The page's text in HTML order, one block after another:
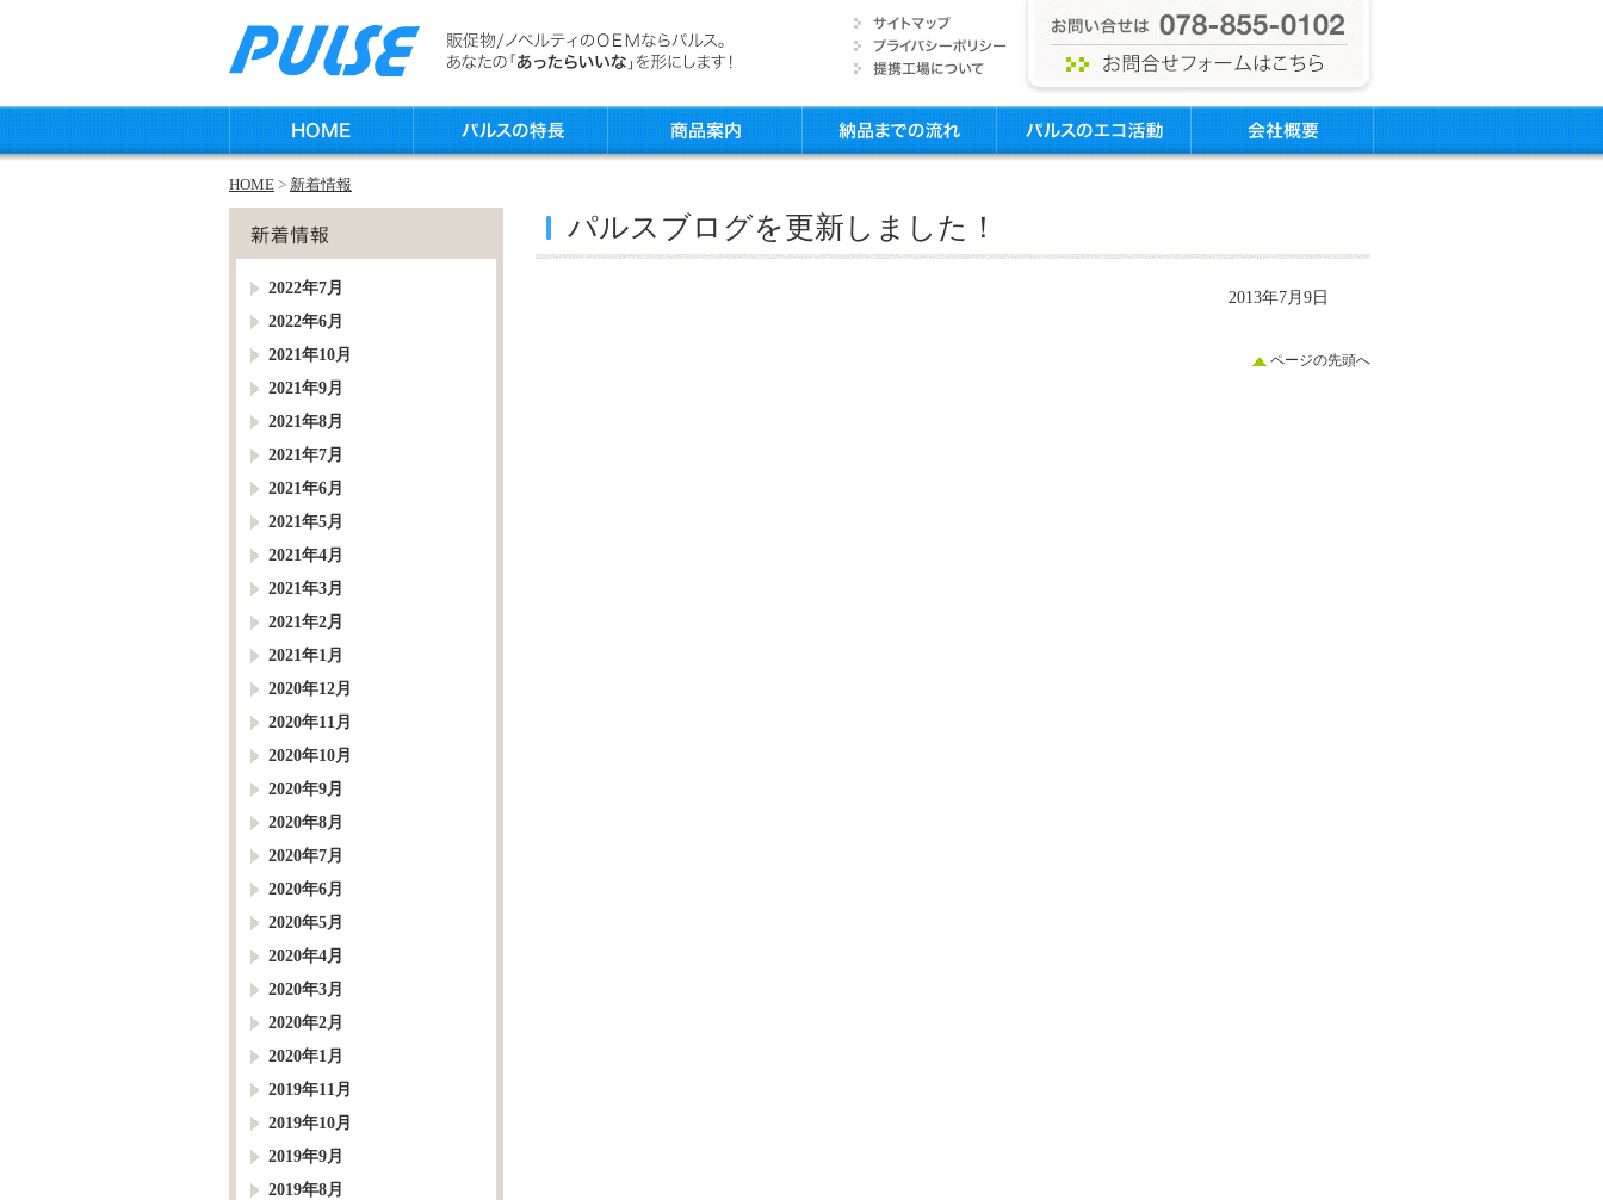
HOME > 新着情報
2022年7月
2022年6月
2021年10月
2021年9月
2021年8月
2021年7月
2021年6月
2021年5月
2021年4月
2021年3月
2021年2月
2021年1月
2020年12月
2020年11月
2020年10月
2020年9月
2020年8月
2020年7月
2020年6月
2020年5月
2020年4月
2020年3月
2020年2月
2020年1月
2019年11月
2019年10月
2019年9月
2019年8月
パルスブログを更新しました！
2013年7月9日
ページの先頭へ